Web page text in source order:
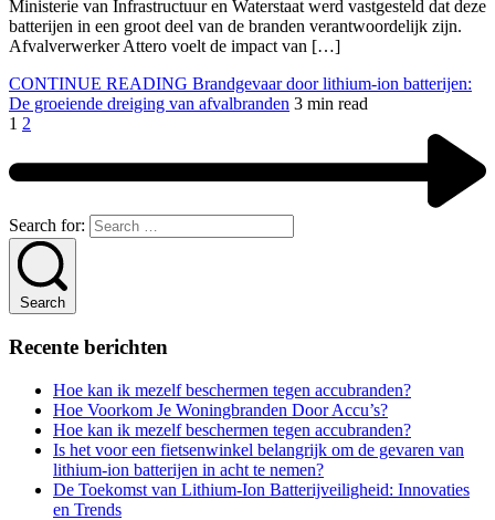
Ministerie van Infrastructuur en Waterstaat werd vastgesteld dat deze
batterijen in een groot deel van de branden verantwoordelijk zijn.
Afvalverwerker Attero voelt de impact van […]
CONTINUE READING Brandgevaar door lithium-ion batterijen:
De groeiende dreiging van afvalbranden 3 min read
1 2
Search for:
Search
Recente berichten
Hoe kan ik mezelf beschermen tegen accubranden?
Hoe Voorkom Je Woningbranden Door Accu’s?
Hoe kan ik mezelf beschermen tegen accubranden?
Is het voor een fietsenwinkel belangrijk om de gevaren van
lithium-ion batterijen in acht te nemen?
De Toekomst van Lithium-Ion Batterijveiligheid: Innovaties
en Trends